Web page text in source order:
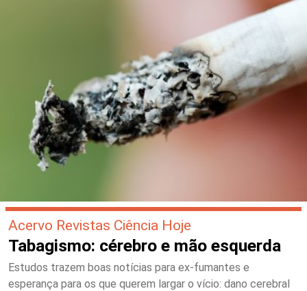
Acervo Revistas Ciência Hoje
Tabagismo: cérebro e mão esquerda
Estudos trazem boas notícias para ex-fumantes e
esperança para os que querem largar o vício: dano cerebral